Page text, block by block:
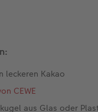
myPhotos
leckeren Kakao
CEWE
aus Glas oder